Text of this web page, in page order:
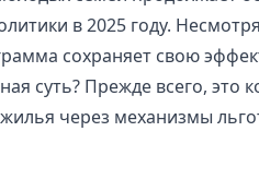
в 2025 году.
сохраняет свою
суть? Прежде всего, это
через механизмы